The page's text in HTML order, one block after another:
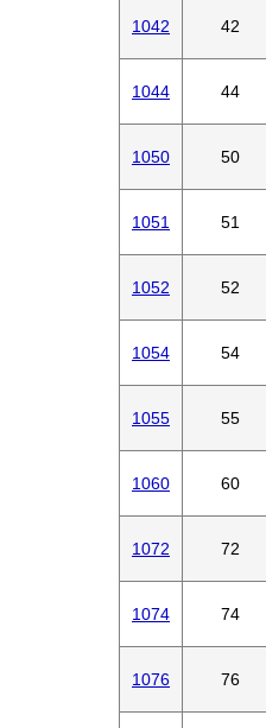
1042 42
1044 44
1050 50
1051 51
1052 52
1054 54
1055 55
1060 60
1072 72
1074 74
1076 76